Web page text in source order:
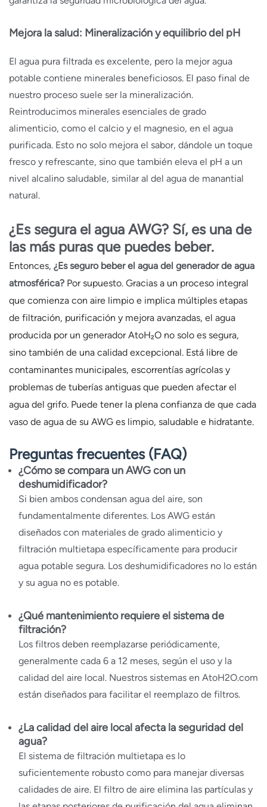
Mejora la salud: Mineralización y equilibrio del pH
El agua pura filtrada es excelente, pero la mejor agua
potable contiene minerales beneficiosos. El paso final de
nuestro proceso suele ser la mineralización.
Reintroducimos minerales esenciales de grado
alimenticio, como el calcio y el magnesio, en el agua
purificada. Esto no solo mejora el sabor, dándole un toque
fresco y refrescante, sino que también eleva el pH a un
nivel alcalino saludable, similar al del agua de manantial
natural.
¿Es segura el agua AWG? Sí, es una de
las más puras que puedes beber.
Entonces, ¿Es seguro beber el agua del generador de agua
atmosférica? Por supuesto. Gracias a un proceso integral
que comienza con aire limpio e implica múltiples etapas
de filtración, purificación y mejora avanzadas, el agua
producida por un generador AtoH₂O no solo es segura,
sino también de una calidad excepcional. Está libre de
contaminantes municipales, escorrentías agrícolas y
problemas de tuberías antiguas que pueden afectar el
agua del grifo. Puede tener la plena confianza de que cada
vaso de agua de su AWG es limpio, saludable e hidratante.
Preguntas frecuentes (FAQ)
¿Cómo se compara un AWG con un
deshumidificador?
Si bien ambos condensan agua del aire, son
fundamentalmente diferentes. Los AWG están
diseñados con materiales de grado alimenticio y
filtración multietapa específicamente para producir
agua potable segura. Los deshumidificadores no lo están
y su agua no es potable.
¿Qué mantenimiento requiere el sistema de
filtración?
Los filtros deben reemplazarse periódicamente,
generalmente cada 6 a 12 meses, según el uso y la
calidad del aire local. Nuestros sistemas en AtoH2O.com
están diseñados para facilitar el reemplazo de filtros.
¿La calidad del aire local afecta la seguridad del
agua?
El sistema de filtración multietapa es lo
suficientemente robusto como para manejar diversas
calidades de aire. El filtro de aire elimina las partículas y